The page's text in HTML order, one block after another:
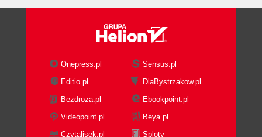
Onepress.pl
Sensus.pl
Editio.pl
DlaBystrzakow.pl
Bezdroza.pl
Ebookpoint.pl
Videopoint.pl
Beya.pl
Czytalisek.pl
Sploty